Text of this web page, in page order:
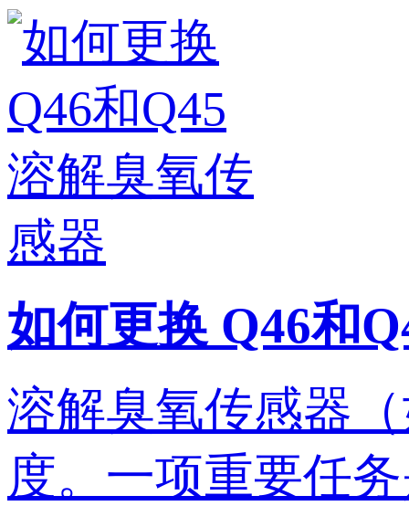
如何更换 Q46和
溶解臭氧传感器
度。一项重要任